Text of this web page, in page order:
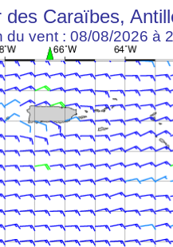
des Caraïbes,
du vent : 08/08/2026 à